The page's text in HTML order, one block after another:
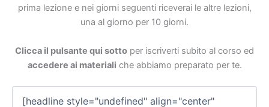
prima lezione e nei giorni seguenti riceverai le altre lezioni,
una al giorno per 10 giorni.
Clicca il pulsante qui sotto per iscriverti subito al corso ed
accedere ai materiali che abbiamo preparato per te.